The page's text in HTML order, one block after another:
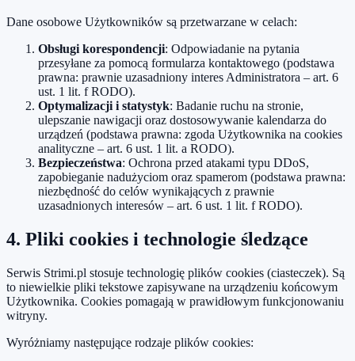
Dane osobowe Użytkowników są przetwarzane w celach:
Obsługi korespondencji: Odpowiadanie na pytania
przesyłane za pomocą formularza kontaktowego (podstawa
prawna: prawnie uzasadniony interes Administratora – art. 6
ust. 1 lit. f RODO).
Optymalizacji i statystyk: Badanie ruchu na stronie,
ulepszanie nawigacji oraz dostosowywanie kalendarza do
urządzeń (podstawa prawna: zgoda Użytkownika na cookies
analityczne – art. 6 ust. 1 lit. a RODO).
Bezpieczeństwa: Ochrona przed atakami typu DDoS,
zapobieganie nadużyciom oraz spamerom (podstawa prawna:
niezbędność do celów wynikających z prawnie
uzasadnionych interesów – art. 6 ust. 1 lit. f RODO).
4. Pliki cookies i technologie śledzące
Serwis Strimi.pl stosuje technologię plików cookies (ciasteczek). Są
to niewielkie pliki tekstowe zapisywane na urządzeniu końcowym
Użytkownika. Cookies pomagają w prawidłowym funkcjonowaniu
witryny.
Wyróżniamy następujące rodzaje plików cookies: